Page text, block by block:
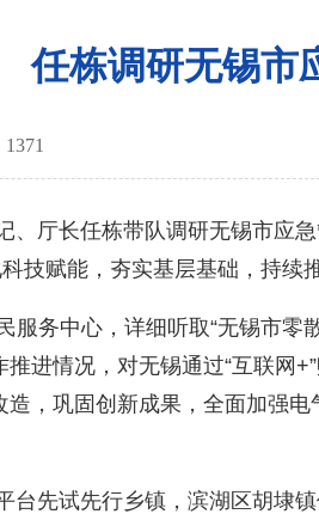
任栋调研无锡市
1371
厅长任栋带队调研无锡市应
技赋能，夯实基层基础，持续
务中心，详细听取“无锡市零
推进情况，对无锡通过“互联
造，巩固创新成果，全面加强
先试先行乡镇，滨湖区胡埭镇